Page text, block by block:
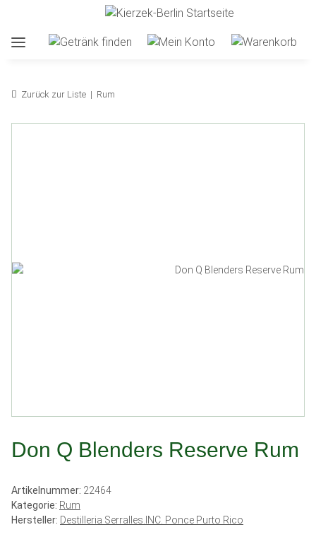
Zurück zur Liste Rum
Don Q Blenders Reserve Rum
Artikelnummer: 22464
Kategorie: Rum
Hersteller: Destilleria Serralles.INC. Ponce Purto Rico